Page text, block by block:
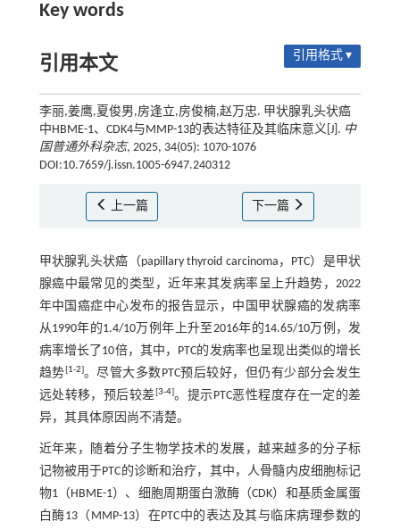
Key words
引用本文 引用格式 ▾
李丽,姜鹰,夏俊男,房逢立,房俊楠,赵万忠. 甲状腺乳头状癌
中HBME-1、CDK4与MMP-13的表达特征及其临床意义[J]. 中
国普通外科杂志, 2025, 34(05): 1070-1076
DOI:10.7659/j.issn.1005-6947.240312
上一篇 下一篇
甲状腺乳头状癌（papillary thyroid carcinoma，PTC）是甲状
腺癌中最常见的类型，近年来其发病率呈上升趋势，2022
年中国癌症中心发布的报告显示，中国甲状腺癌的发病率
从1990年的1.4/10万例年上升至2016年的14.65/10万例，发
病率增长了10倍，其中，PTC的发病率也呈现出类似的增长
趋势[1-2]。尽管大多数PTC预后较好，但仍有少部分会发生
远处转移，预后较差[3-4]。提示PTC恶性程度存在一定的差
异，其具体原因尚不清楚。
近年来，随着分子生物学技术的发展，越来越多的分子标
记物被用于PTC的诊断和治疗，其中，人骨髓内皮细胞标记
物1（HBME-1）、细胞周期蛋白激酶（CDK）和基质金属蛋
白酶13（MMP-13）在PTC中的表达及其与临床病理参数的